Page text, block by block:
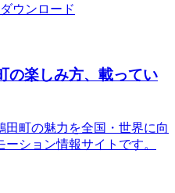
ウンロード
の楽しみ方、載ってい
田町の魅力を全国・世界に向
ション情報サイトです。